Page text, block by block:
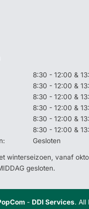
8:30 - 12:00 &
8:30 - 12:00 &
8:30 - 12:00 &
8:30 - 12:00 &
8:30 - 12:00 &
8:30 - 12:00 &
Gesloten
winterseizoen, vanaf
gesloten.
-DDI Services. All